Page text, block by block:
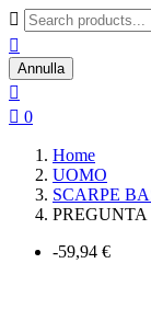


Annulla

 0
Home
UOMO
SCARPE
PREGUNTA
-59,94 €